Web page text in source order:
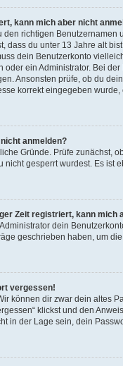
kann mich aber nicht
den richtigen
dass du unter 13 Jahre alt
dein Benutzerkonto
oder ein Administrator. Bei
Ansonsten prüfe, ob du
korrekt eingegeben wurde,
anmelden?
Gründe. Prüfe zunächst,
nicht gesperrt wurdest. Es ist
Zeit registriert, kann mich
dein
geschrieben haben, um
vergessen!
können dir zwar dein altes
klickst und den
in der Lage sein, dein